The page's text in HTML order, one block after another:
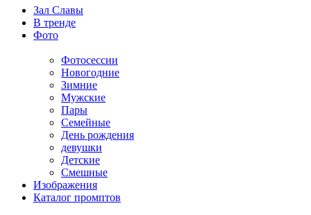
Зал Славы
В тренде
Фото
Фотосессии
Новогодние
Зимние
Мужские
Пары
Семейные
День рождения
девушки
Детские
Смешные
Изображения
Каталог промптов